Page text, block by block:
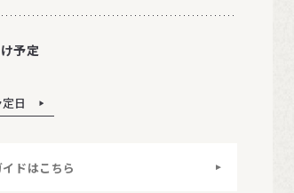
予定
日
ドはこちら